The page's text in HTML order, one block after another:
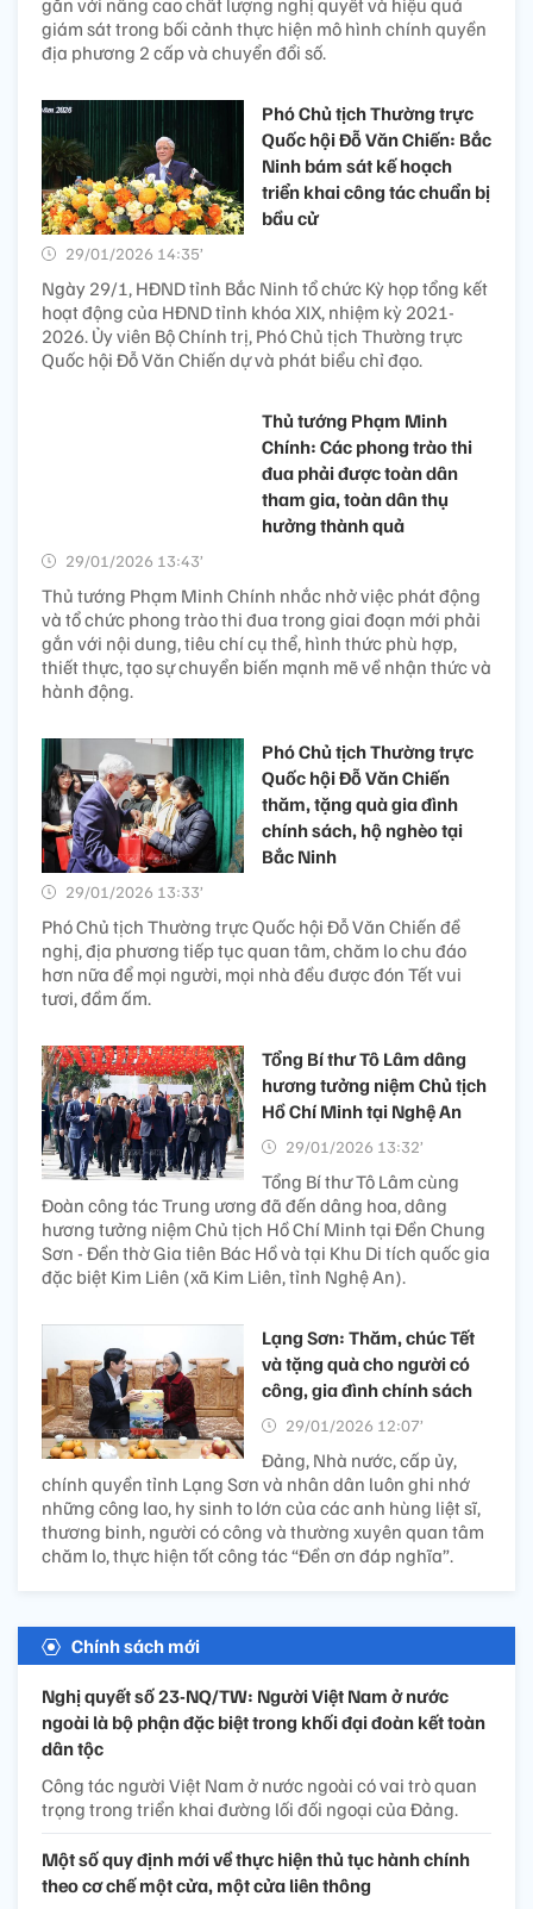
gắn với nâng cao chất lượng nghị quyết và hiệu quả
giám sát trong bối cảnh thực hiện mô hình chính quyền
địa phương 2 cấp và chuyển đổi số.
Phó Chủ tịch Thường trực
Quốc hội Đỗ Văn Chiến: Bắc
Ninh bám sát kế hoạch
triển khai công tác chuẩn bị
bầu cử
29/01/2026 14:35’
Ngày 29/1, HĐND tỉnh Bắc Ninh tổ chức Kỳ họp tổng kết
hoạt động của HĐND tỉnh khóa XIX, nhiệm kỳ 2021-
2026. Ủy viên Bộ Chính trị, Phó Chủ tịch Thường trực
Quốc hội Đỗ Văn Chiến dự và phát biểu chỉ đạo.
Thủ tướng Phạm Minh
Chính: Các phong trào thi
đua phải được toàn dân
tham gia, toàn dân thụ
hưởng thành quả
29/01/2026 13:43’
Thủ tướng Phạm Minh Chính nhắc nhở việc phát động
và tổ chức phong trào thi đua trong giai đoạn mới phải
gắn với nội dung, tiêu chí cụ thể, hình thức phù hợp,
thiết thực, tạo sự chuyển biến mạnh mẽ về nhận thức và
hành động.
Phó Chủ tịch Thường trực
Quốc hội Đỗ Văn Chiến
thăm, tặng quà gia đình
chính sách, hộ nghèo tại
Bắc Ninh
29/01/2026 13:33’
Phó Chủ tịch Thường trực Quốc hội Đỗ Văn Chiến đề
nghị, địa phương tiếp tục quan tâm, chăm lo chu đáo
hơn nữa để mọi người, mọi nhà đều được đón Tết vui
tươi, đầm ấm.
Tổng Bí thư Tô Lâm dâng
hương tưởng niệm Chủ tịch
Hồ Chí Minh tại Nghệ An
29/01/2026 13:32’
Tổng Bí thư Tô Lâm cùng
Đoàn công tác Trung ương đã đến dâng hoa, dâng
hương tưởng niệm Chủ tịch Hồ Chí Minh tại Đền Chung
Sơn - Đền thờ Gia tiên Bác Hồ và tại Khu Di tích quốc gia
đặc biệt Kim Liên (xã Kim Liên, tỉnh Nghệ An).
Lạng Sơn: Thăm, chúc Tết
và tặng quà cho người có
công, gia đình chính sách
29/01/2026 12:07’
Đảng, Nhà nước, cấp ủy,
chính quyền tỉnh Lạng Sơn và nhân dân luôn ghi nhớ
những công lao, hy sinh to lớn của các anh hùng liệt sĩ,
thương binh, người có công và thường xuyên quan tâm
chăm lo, thực hiện tốt công tác “Đền ơn đáp nghĩa”.
Chính sách mới
Nghị quyết số 23-NQ/TW: Người Việt Nam ở nước
ngoài là bộ phận đặc biệt trong khối đại đoàn kết toàn
dân tộc
Công tác người Việt Nam ở nước ngoài có vai trò quan
trọng trong triển khai đường lối đối ngoại của Đảng.
Một số quy định mới về thực hiện thủ tục hành chính
theo cơ chế một cửa, một cửa liên thông